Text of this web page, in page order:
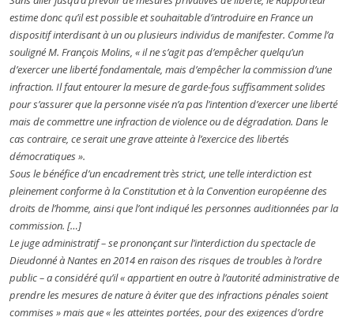
estime donc qu’il est possible et souhaitable d’introduire en France un
dispositif interdisant à un ou plusieurs individus de manifester. Comme l’a
souligné M. François Molins, « il ne s’agit pas d’empêcher quelqu’un
d’exercer une liberté fondamentale, mais d’empêcher la commission d’une
infraction. Il faut entourer la mesure de garde-fous suffisamment solides
pour s’assurer que la personne visée n’a pas l’intention d’exercer une liberté
mais de commettre une infraction de violence ou de dégradation. Dans le
cas contraire, ce serait une grave atteinte à l’exercice des libertés
démocratiques ».
Sous le bénéfice d’un encadrement très strict, une telle interdiction est
pleinement conforme à la Constitution et à la Convention européenne des
droits de l’homme, ainsi que l’ont indiqué les personnes auditionnées par la
commission. […]
Le juge administratif – se prononçant sur l’interdiction du spectacle de
Dieudonné à Nantes en 2014 en raison des risques de troubles à l’ordre
public – a considéré qu’il « appartient en outre à l’autorité administrative de
prendre les mesures de nature à éviter que des infractions pénales soient
commises » mais que « les atteintes portées, pour des exigences d’ordre